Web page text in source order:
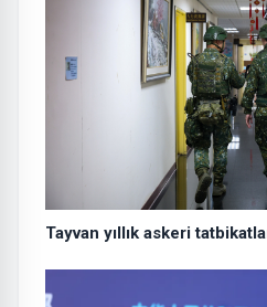
Tayvan yıllık askeri